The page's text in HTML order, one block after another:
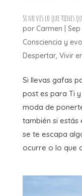
Si no ves lo que tienes
por Carmen Sep
Consciencia y
Despertar, Vivir
Si llevas gafas
post es para Ti
moda de
también si estás
se te escapa
ocurre o lo que